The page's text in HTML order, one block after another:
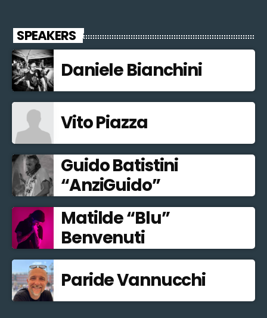
SPEAKERS
Daniele Bianchini
Vito Piazza
Guido Batistini
“AnziGuido”
Matilde “Blu”
Benvenuti
Paride Vannucchi